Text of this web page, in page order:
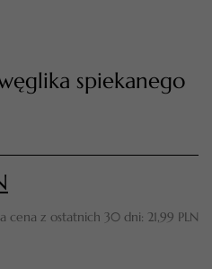
KOSZYKA
spiekanego
cena z ostatnich 30 dni: 21,99 PLN